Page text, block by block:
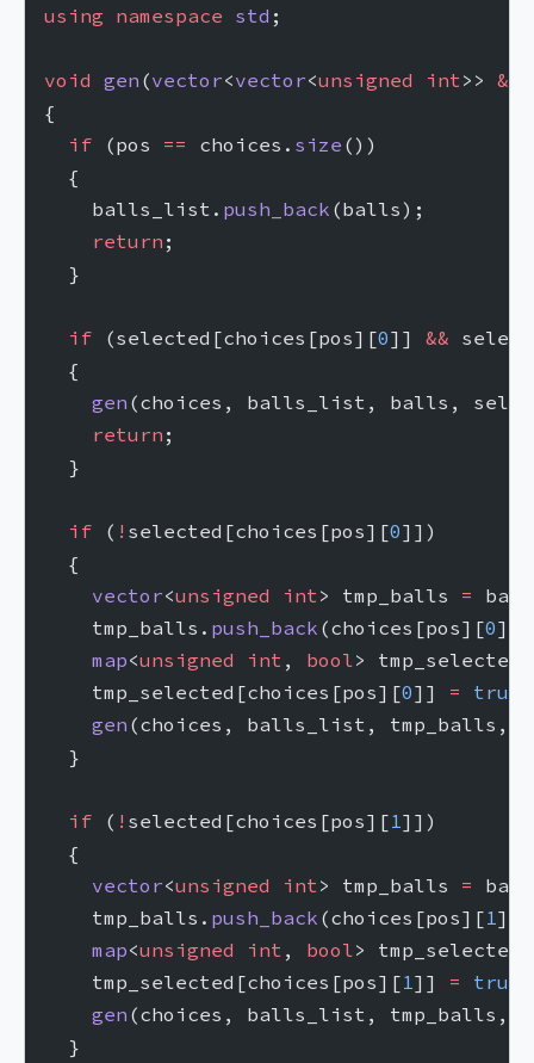
using namespace std ;
void gen(vector<vector<unsigned int>> &
{
  if
(pos == choices. size())
  {
    balls_list.
push_back(balls);
    return
;
  }
  if
(selected[choices[pos][0]] &&
  {
    gen
(choices, balls_list, balls,
    return
;
  }
  if
( ! selected[choices[pos][0]])
  {
    vector
<unsigned int> tmp_balls =
    tmp_balls.
push_back(choices[pos][0]);
    map
<unsigned int, bool> tmp_selected
    tmp_selected[choices[pos][
0]] = true
    gen
(choices, balls_list, tmp_balls,
  }
  if
( ! selected[choices[pos][1]])
  {
    vector
<unsigned int> tmp_balls =
    tmp_balls.
push_back(choices[pos][1]);
    map
<unsigned int, bool> tmp_selected
    tmp_selected[choices[pos][
1]] = true
    gen
(choices, balls_list, tmp_balls,
  }